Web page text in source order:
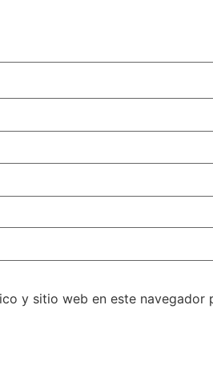
y sitio web en este navegador